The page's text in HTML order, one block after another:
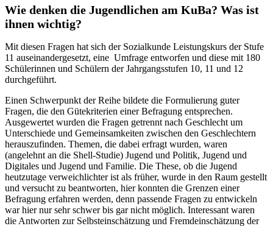
Wie denken die Jugendlichen am KuBa? Was ist
ihnen wichtig?
Mit diesen Fragen hat sich der Sozialkunde Leistungskurs der Stufe
11 auseinandergesetzt, eine Umfrage entworfen und diese mit 180
Schülerinnen und Schülern der Jahrgangsstufen 10, 11 und 12
durchgeführt.
Einen Schwerpunkt der Reihe bildete die Formulierung guter
Fragen, die den Gütekriterien einer Befragung entsprechen.
Ausgewertet wurden die Fragen getrennt nach Geschlecht um
Unterschiede und Gemeinsamkeiten zwischen den Geschlechtern
herauszufinden. Themen, die dabei erfragt wurden, waren
(angelehnt an die Shell-Studie) Jugend und Politik, Jugend und
Digitales und Jugend und Familie. Die These, ob die Jugend
heutzutage verweichlichter ist als früher, wurde in den Raum gestellt
und versucht zu beantworten, hier konnten die Grenzen einer
Befragung erfahren werden, denn passende Fragen zu entwickeln
war hier nur sehr schwer bis gar nicht möglich. Interessant waren
die Antworten zur Selbsteinschätzung und Fremdeinschätzung der